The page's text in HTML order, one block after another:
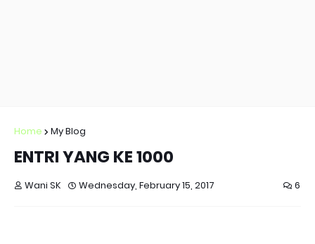
Home My Blog
ENTRI YANG KE 1000
Wani SK Wednesday, February 15, 2017 6